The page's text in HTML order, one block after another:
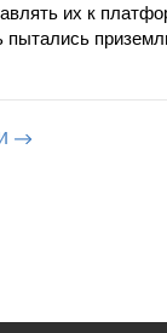
их к
пытались